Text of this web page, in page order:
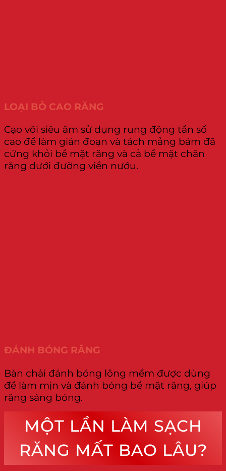
LOẠI BỎ CAO RĂNG
Cạo vôi siêu âm sử dụng rung động tần số
cao để làm gián đoạn và tách mảng bám đã
cứng khỏi bề mặt răng và cả bề mặt chân
răng dưới đường viền nướu.
ĐÁNH BÓNG RĂNG
Bàn chải đánh bóng lông mềm được dùng
để làm mịn và đánh bóng bề mặt răng, giúp
răng sáng bóng.
MỘT LẦN LÀM SẠCH
RĂNG MẤT BAO LÂU?